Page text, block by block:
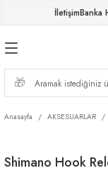
İletişimBanka
FIRDÖNDÜLER
Anasayfa AKSESUARLAR
Shimano Hook